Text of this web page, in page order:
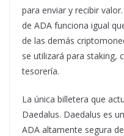
para enviar y recibir
de ADA funciona igual
de las demás
se utilizará para staking,
tesorería.
La única billetera que
Daedalus. Daedalus es
ADA altamente segura